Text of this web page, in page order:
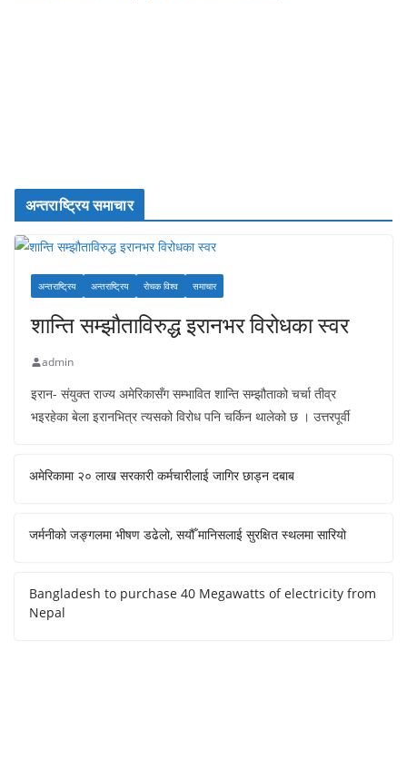
अन्तराष्ट्रिय समाचार
अन्तराष्ट्रिय अन्तराष्ट्रिय रोचक विश्व समाचार
शान्ति सम्झौताविरुद्ध इरानभर विरोधका स्वर
admin
इरान- संयुक्त राज्य अमेरिकासँग सम्भावित शान्ति सम्झौताको चर्चा तीव्र
भइरहेका बेला इरानभित्र त्यसको विरोध पनि चर्किन थालेको छ । उत्तरपूर्वी
अमेरिकामा २० लाख सरकारी कर्मचारीलाई जागिर छाड्न दबाब
जर्मनीको जङ्गलमा भीषण डढेलो, सयौँ मानिसलाई सुरक्षित स्थलमा सारियो
Bangladesh to purchase 40 Megawatts of electricity from
Nepal